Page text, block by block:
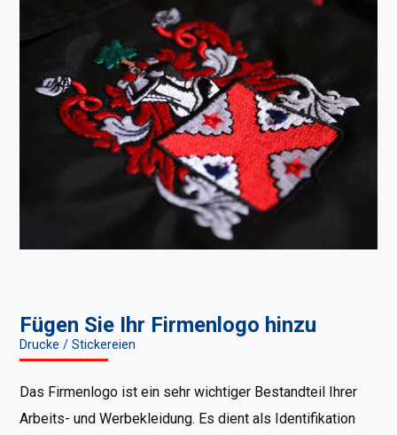
Fügen Sie Ihr Firmenlogo hinzu
Drucke / Stickereien
Das Firmenlogo ist ein sehr wichtiger Bestandteil Ihrer
Arbeits- und Werbekleidung. Es dient als Identifikation